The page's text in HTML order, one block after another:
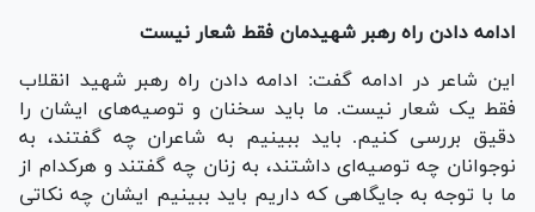
ادامه دادن راه رهبر شهیدمان فقط شعار نیست
این شاعر در ادامه گفت: ادامه دادن راه رهبر شهید انقلاب
فقط یک شعار نیست. ما باید سخنان و توصیه‌های ایشان را
دقیق بررسی کنیم. باید ببینیم به شاعران چه گفتند، به
نوجوانان چه توصیه‌ای داشتند، به زنان چه گفتند و هرکدام از
ما با توجه به جایگاهی که داریم باید ببینیم ایشان چه نکاتی